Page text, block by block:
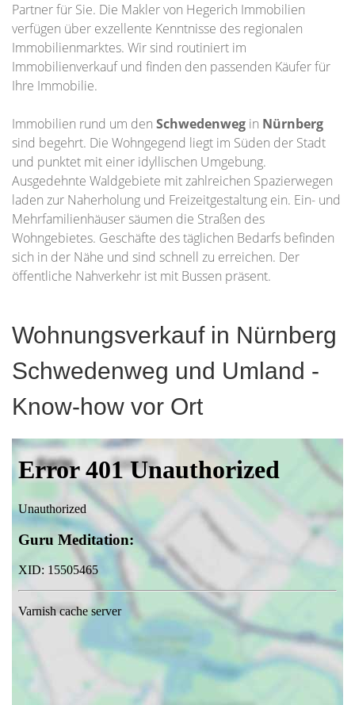
Partner für Sie. Die Makler von Hegerich Immobilien
verfügen über exzellente Kenntnisse des regionalen
Immobilienmarktes. Wir sind routiniert im
Immobilienverkauf und finden den passenden Käufer für
Ihre Immobilie.
Immobilien rund um den Schwedenweg in Nürnberg
sind begehrt. Die Wohngegend liegt im Süden der Stadt
und punktet mit einer idyllischen Umgebung.
Ausgedehnte Waldgebiete mit zahlreichen Spazierwegen
laden zur Naherholung und Freizeitgestaltung ein. Ein- und
Mehrfamilienhäuser säumen die Straßen des
Wohngebietes. Geschäfte des täglichen Bedarfs befinden
sich in der Nähe und sind schnell zu erreichen. Der
öffentliche Nahverkehr ist mit Bussen präsent.
Wohnungsverkauf in Nürnberg
Schwedenweg und Umland -
Know-how vor Ort